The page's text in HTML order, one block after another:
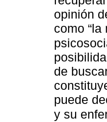
opinión
como
de
puede
y su